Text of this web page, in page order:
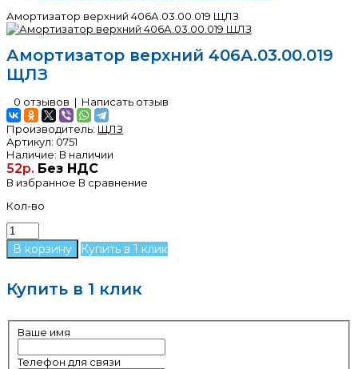
Амортизатор верхний 406А.03.00.019 ЩЛЗ
Амортизатор верхний 406А.03.00.019
ЩЛЗ
0 отзывов | Написать отзыв
Производитель: ЩЛЗ
Артикул: 0751
Наличие: В наличии
52р. Без НДС
В избранное В сравнение
Кол-во
Купить в 1 клик
Купить в 1 клик
Ваше имя
Телефон для связи